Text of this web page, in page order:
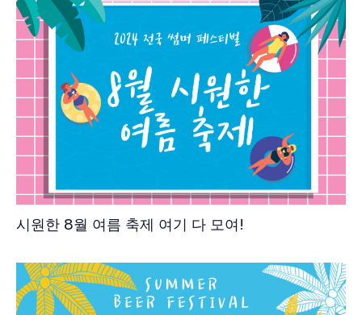
시원한 8월 여름 축제 여기 다 모여!